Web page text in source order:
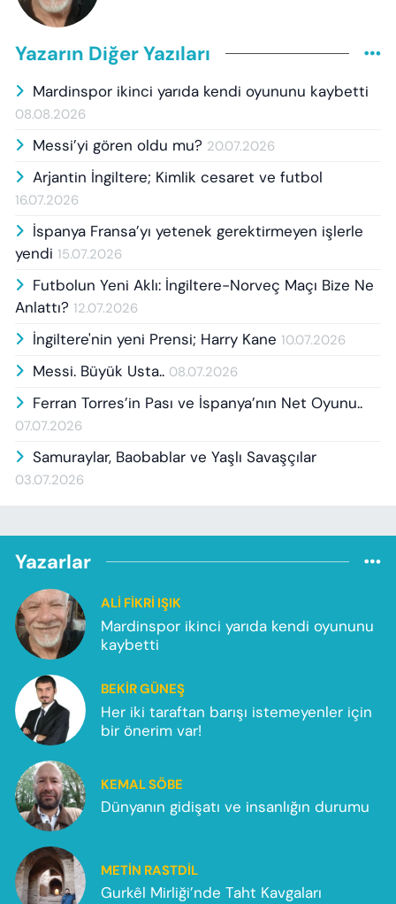
Yazarın Diğer Yazıları
Mardinspor ikinci yarıda kendi oyununu kaybetti
08.08.2026
Messi’yi gören oldu mu? 20.07.2026
Arjantin İngiltere; Kimlik cesaret ve futbol
16.07.2026
İspanya Fransa’yı yetenek gerektirmeyen işlerle
yendi 15.07.2026
Futbolun Yeni Aklı: İngiltere-Norveç Maçı Bize Ne
Anlattı? 12.07.2026
İngiltere'nin yeni Prensi; Harry Kane 10.07.2026
Messi. Büyük Usta.. 08.07.2026
Ferran Torres’in Pası ve İspanya’nın Net Oyunu..
07.07.2026
Samuraylar, Baobablar ve Yaşlı Savaşçılar
03.07.2026
Yazarlar
ALI FIKRI IŞIK
Mardinspor ikinci yarıda kendi oyununu
kaybetti
BEKIR GÜNEŞ
Her iki taraftan barışı istemeyenler için
bir önerim var!
KEMAL SÖBE
Dünyanın gidişatı ve insanlığın durumu
METIN RASTDIL
Gurkêl Mirliği’nde Taht Kavgaları